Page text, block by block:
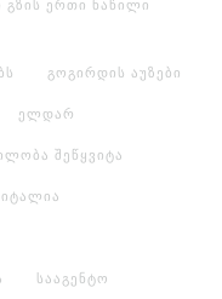
გზის ერთი ნაწილი
გოგირდის აუზები
ელდარ
შეწყვიტა
იტალია
სააგენტო